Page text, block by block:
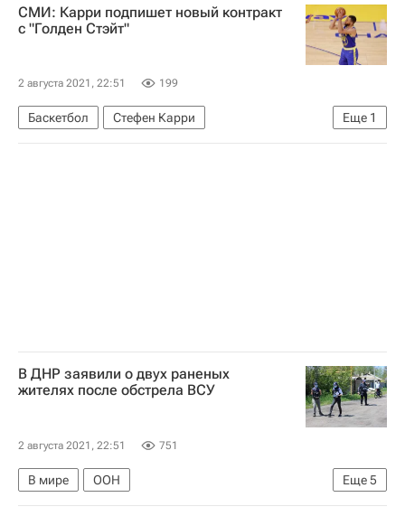
Атлантический океан Россия
СМИ: Карри подпишет новый контракт
с "Голден Стэйт"
2 августа 2021, 22:51 199
Еще 1
Баскетбол
Стефен Карри
Голден Стэйт Уорриорз
В ДНР заявили о двух раненых
жителях после обстрела ВСУ
2 августа 2021, 22:51 751
Еще5
В мире
ООН
Донецкая Народная Республика